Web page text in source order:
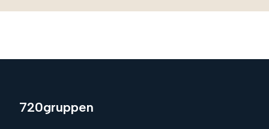
720gruppen